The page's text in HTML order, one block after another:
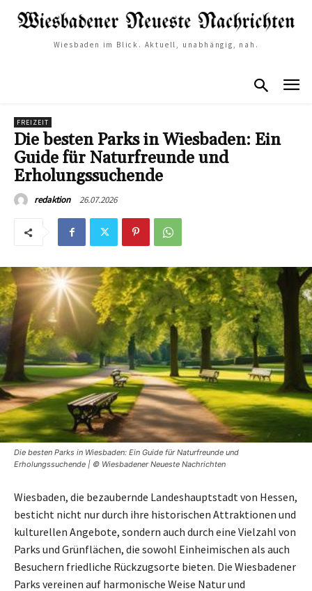
Wiesbaden im Blick. Aktuell, unabhängig, nah.
FREIZEIT
Die besten Parks in Wiesbaden: Ein
Guide für Naturfreunde und
Erholungssuchende
redaktion 26.07.2026
Die besten Parks in Wiesbaden: Ein Guide für Naturfreunde und
Erholungssuchende | © Wiesbadener Neueste Nachrichten
Wiesbaden, die bezaubernde Landeshauptstadt von Hessen,
besticht nicht nur durch ihre historischen Attraktionen und
kulturellen Angebote, sondern auch durch eine Vielzahl von
Parks und Grünflächen, die sowohl Einheimischen als auch
Besuchern friedliche Rückzugsorte bieten. Die Wiesbadener
Parks vereinen auf harmonische Weise Natur und